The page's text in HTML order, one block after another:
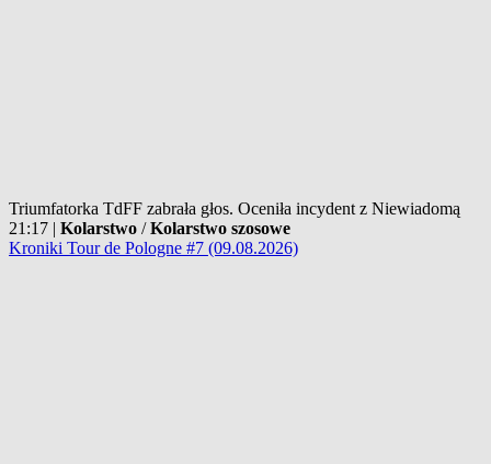
Triumfatorka TdFF zabrała głos. Oceniła incydent z Niewiadomą
21:17 | Kolarstwo / Kolarstwo szosowe
Kroniki Tour de Pologne #7 (09.08.2026)